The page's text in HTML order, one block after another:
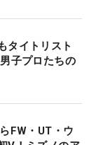
タイトリスト
子プロたちの
FW・UT・ウ